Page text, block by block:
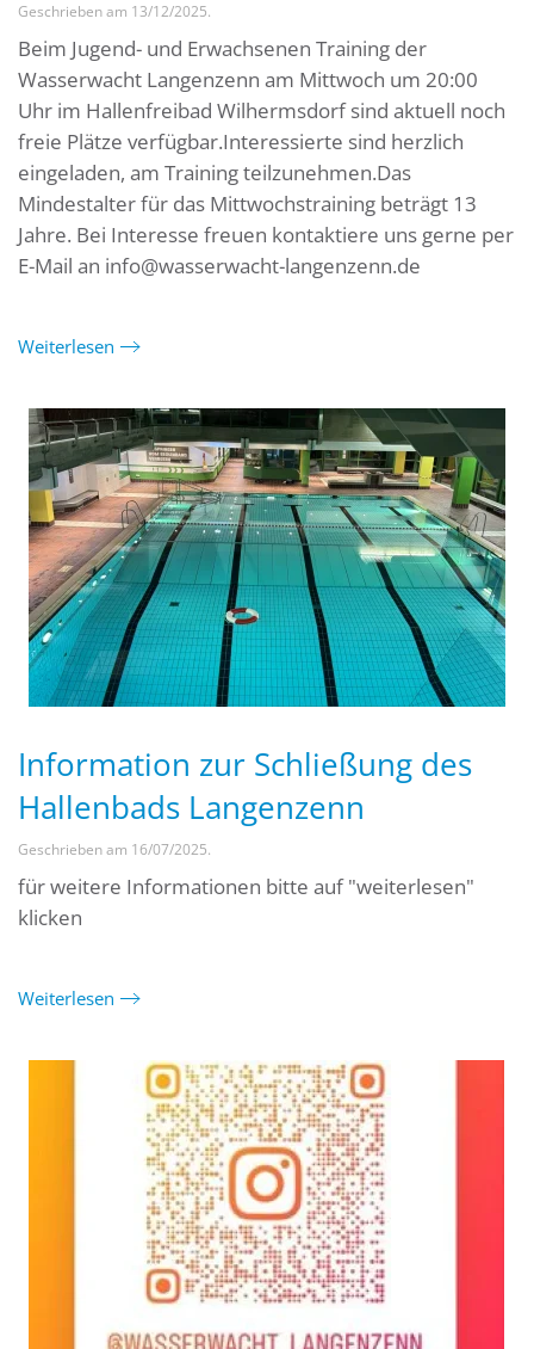
Geschrieben am 13/12/2025.
Beim Jugend- und Erwachsenen Training der
Wasserwacht Langenzenn am Mittwoch um 20:00
Uhr im Hallenfreibad Wilhermsdorf sind aktuell noch
freie Plätze verfügbar.Interessierte sind herzlich
eingeladen, am Training teilzunehmen.Das
Mindestalter für das Mittwochstraining beträgt 13
Jahre. Bei Interesse freuen kontaktiere uns gerne per
E-Mail an info@wasserwacht-langenzenn.de
Weiterlesen
Information zur Schließung des
Hallenbads Langenzenn
Geschrieben am 16/07/2025.
für weitere Informationen bitte auf "weiterlesen"
klicken
Weiterlesen